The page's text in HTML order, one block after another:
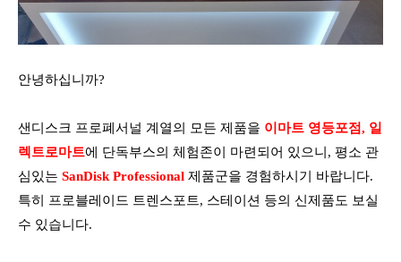
안녕하십니까?
샌디스크 프로폐서널 계열의 모든 제품을 이마트 영등포점, 일
렉트로마트에 단독부스의 체험존이 마련되어 있으니, 평소 관
심있는 SanDisk Professional 제품군을 경험하시기 바랍니다.
특히 프로블레이드 트렌스포트, 스테이션 등의 신제품도 보실
수 있습니다.